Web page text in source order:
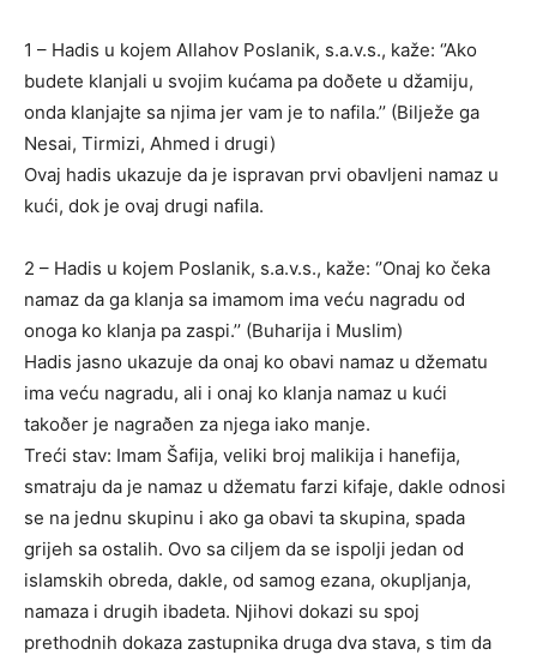
1 – Hadis u kojem Allahov Poslanik, s.a.v.s., kaže: ‘’Ako
budete klanjali u svojim kućama pa doðete u džamiju,
onda klanjajte sa njima jer vam je to nafila.’’ (Bilježe ga
Nesai, Tirmizi, Ahmed i drugi)
Ovaj hadis ukazuje da je ispravan prvi obavljeni namaz u
kući, dok je ovaj drugi nafila.
2 – Hadis u kojem Poslanik, s.a.v.s., kaže: ‘’Onaj ko čeka
namaz da ga klanja sa imamom ima veću nagradu od
onoga ko klanja pa zaspi.’’ (Buharija i Muslim)
Hadis jasno ukazuje da onaj ko obavi namaz u džematu
ima veću nagradu, ali i onaj ko klanja namaz u kući
takoðer je nagraðen za njega iako manje.
Treći stav: Imam Šafija, veliki broj malikija i hanefija,
smatraju da je namaz u džematu farzi kifaje, dakle odnosi
se na jednu skupinu i ako ga obavi ta skupina, spada
grijeh sa ostalih. Ovo sa ciljem da se ispolji jedan od
islamskih obreda, dakle, od samog ezana, okupljanja,
namaza i drugih ibadeta. Njihovi dokazi su spoj
prethodnih dokaza zastupnika druga dva stava, s tim da